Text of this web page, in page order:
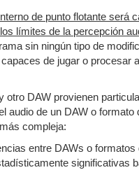
de punto flotante será
límites de la percepción
sin ningún tipo de
de jugar o procesar
otro DAW provienen
audio de un DAW o formato
compleja:
entre DAWs o formatos
significativas